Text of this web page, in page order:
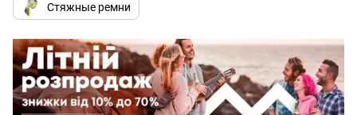
Стяжные ремни